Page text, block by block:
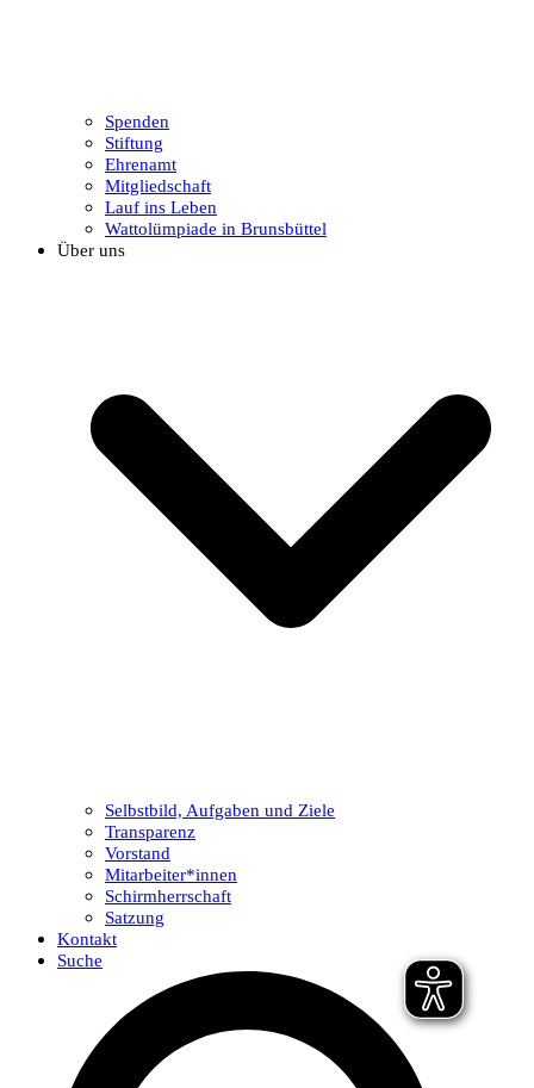
Spenden
Stiftung
Ehrenamt
Mitgliedschaft
Lauf ins Leben
Wattolümpiade in Brunsbüttel
Über uns
Selbstbild, Aufgaben und Ziele
Transparenz
Vorstand
Mitarbeiter*innen
Schirmherrschaft
Satzung
Kontakt
Suche